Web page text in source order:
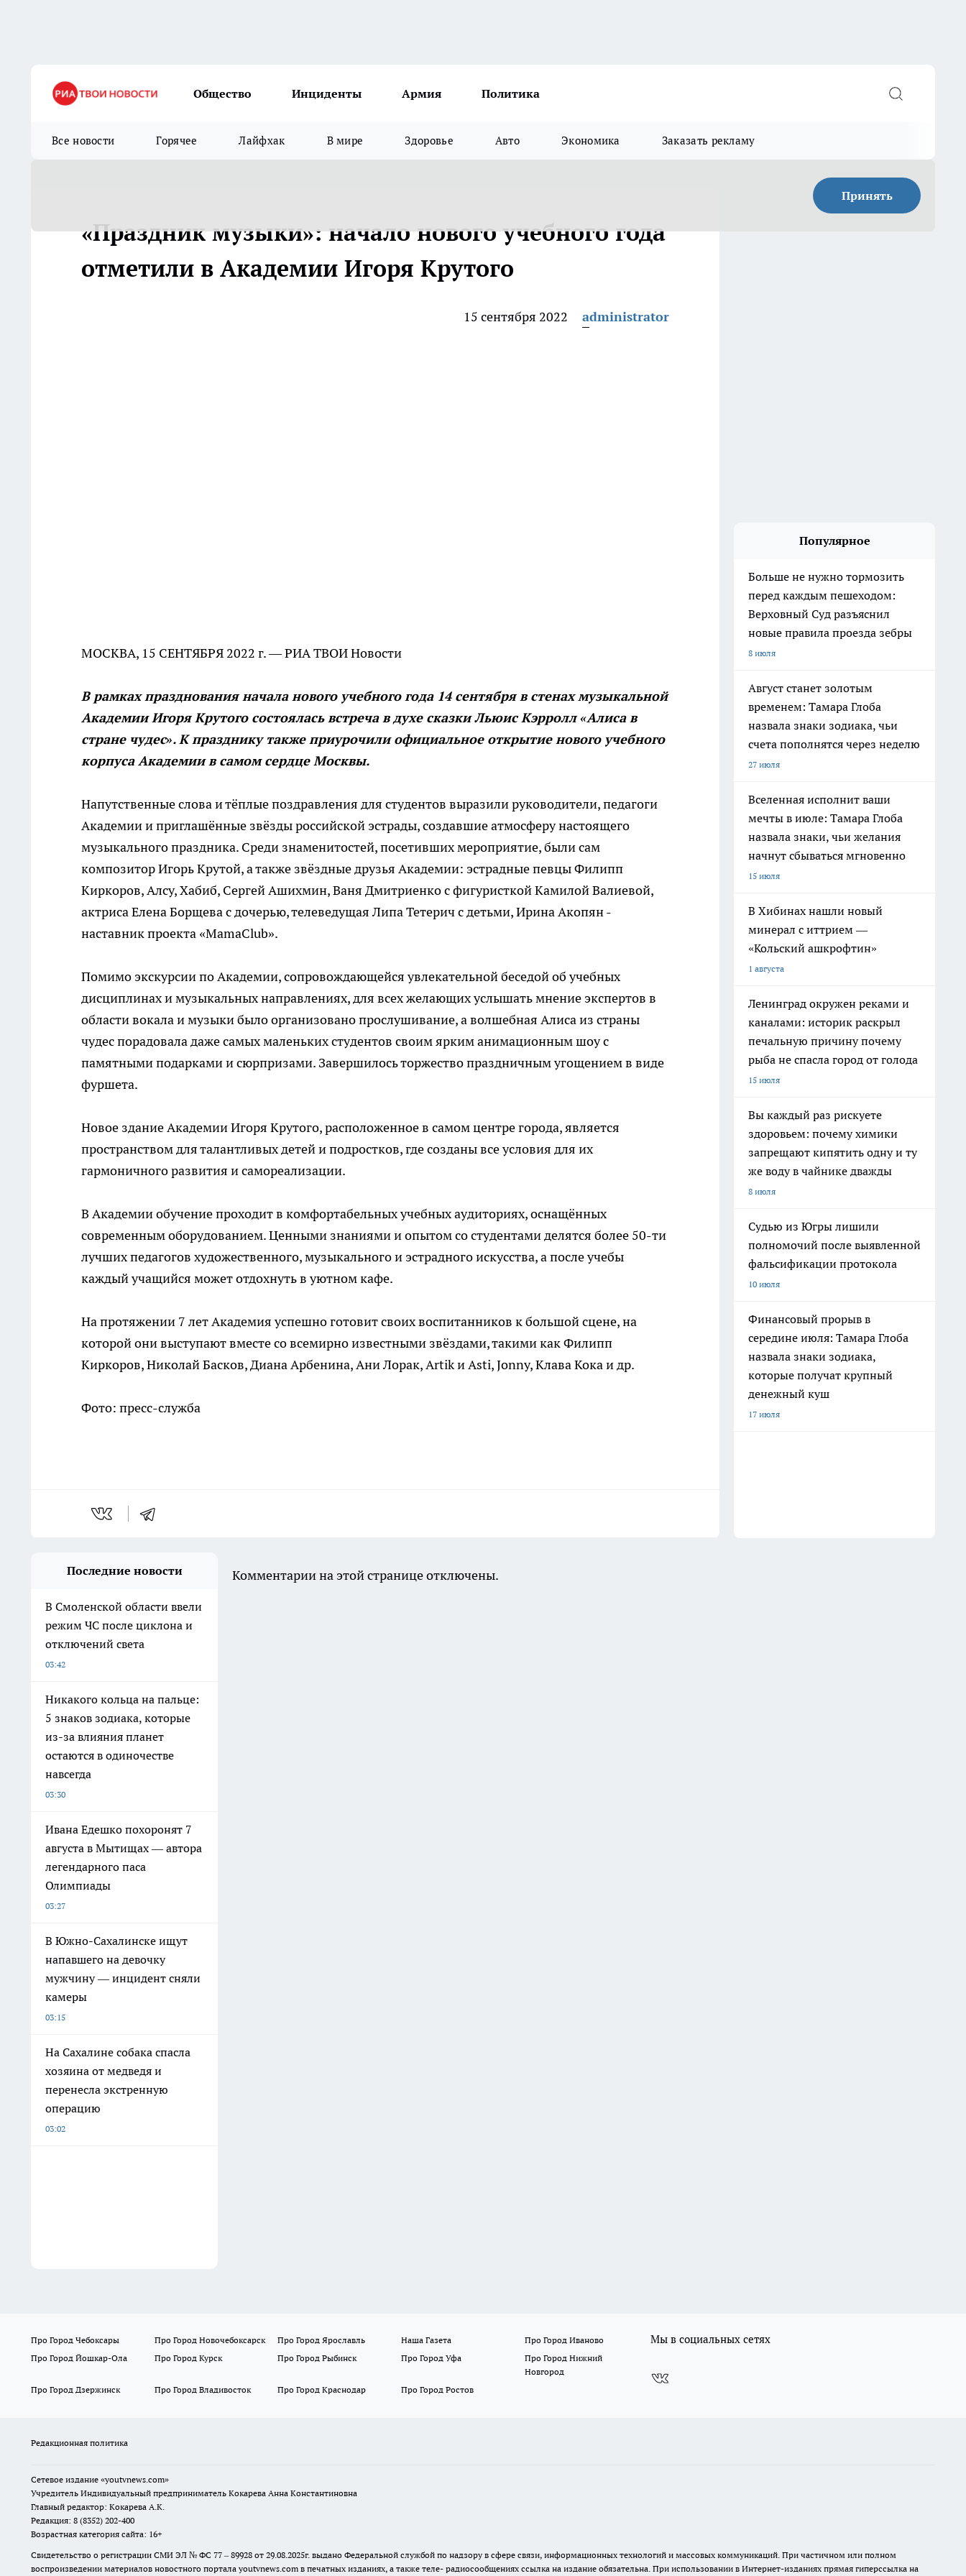
Общество Инциденты Армия Политика
Все новости Горячее Лайфхак В мире Здоровье Авто Экономика Заказать рекламу
Принять
«Праздник музыки»: начало нового учебного года
отметили в Академии Игоря Крутого
15 сентября 2022 administrator
МОСКВА, 15 СЕНТЯБРЯ 2022 г. — РИА ТВОИ Новости
В рамках празднования начала нового учебного года 14 сентября в стенах музыкальной
Академии Игоря Крутого состоялась встреча в духе сказки Льюис Кэрролл «Алиса в
стране чудес». К празднику также приурочили официальное открытие нового учебного
корпуса Академии в самом сердце Москвы.
Напутственные слова и тёплые поздравления для студентов выразили руководители, педагоги
Академии и приглашённые звёзды российской эстрады, создавшие атмосферу настоящего
музыкального праздника. Среди знаменитостей, посетивших мероприятие, были сам
композитор Игорь Крутой, а также звёздные друзья Академии: эстрадные певцы Филипп
Киркоров, Алсу, Хабиб, Сергей Ашихмин, Ваня Дмитриенко с фигуристкой Камилой Валиевой,
актриса Елена Борщева с дочерью, телеведущая Липа Тетерич с детьми, Ирина Акопян -
наставник проекта «MamaClub».
Помимо экскурсии по Академии, сопровождающейся увлекательной беседой об учебных
дисциплинах и музыкальных направлениях, для всех желающих услышать мнение экспертов в
области вокала и музыки было организовано прослушивание, а волшебная Алиса из страны
чудес порадовала даже самых маленьких студентов своим ярким анимационным шоу с
памятными подарками и сюрпризами. Завершилось торжество праздничным угощением в виде
фуршета.
Новое здание Академии Игоря Крутого, расположенное в самом центре города, является
пространством для талантливых детей и подростков, где созданы все условия для их
гармоничного развития и самореализации.
В Академии обучение проходит в комфортабельных учебных аудиториях, оснащённых
современным оборудованием. Ценными знаниями и опытом со студентами делятся более 50-ти
лучших педагогов художественного, музыкального и эстрадного искусства, а после учебы
каждый учащийся может отдохнуть в уютном кафе.
На протяжении 7 лет Академия успешно готовит своих воспитанников к большой сцене, на
которой они выступают вместе со всемирно известными звёздами, такими как Филипп
Киркоров, Николай Басков, Диана Арбенина, Ани Лорак, Artik и Asti, Jonny, Клава Кока и др.
Фото: пресс-служба
Популярное
Больше не нужно тормозить
перед каждым пешеходом:
Верховный Суд разъяснил
новые правила проезда зебры
8 июля
Август станет золотым
временем: Тамара Глоба
назвала знаки зодиака, чьи
счета пополнятся через неделю
27 июля
Вселенная исполнит ваши
мечты в июле: Тамара Глоба
назвала знаки, чьи желания
начнут сбываться мгновенно
15 июля
В Хибинах нашли новый
минерал с иттрием —
«Кольский ашкрофтин»
1 августа
Ленинград окружен реками и
каналами: историк раскрыл
печальную причину почему
рыба не спасла город от голода
15 июля
Вы каждый раз рискуете
здоровьем: почему химики
запрещают кипятить одну и ту
же воду в чайнике дважды
8 июля
Судью из Югры лишили
полномочий после выявленной
фальсификации протокола
10 июля
Финансовый прорыв в
середине июля: Тамара Глоба
назвала знаки зодиака,
которые получат крупный
денежный куш
17 июля
Последние новости
В Смоленской области ввели
режим ЧС после циклона и
отключений света
03:42
Никакого кольца на пальце:
5 знаков зодиака, которые
из-за влияния планет
остаются в одиночестве
навсегда
03:30
Ивана Едешко похоронят 7
августа в Мытищах — автора
легендарного паса
Олимпиады
03:27
В Южно-Сахалинске ищут
напавшего на девочку
мужчину — инцидент сняли
камеры
03:15
На Сахалине собака спасла
хозяина от медведя и
перенесла экстренную
операцию
03:02
Комментарии на этой странице отключены.
Про Город Чебоксары Про Город Новочебоксарск Про Город Ярославль Наша Газета
Про Город Иваново
Про Город Йошкар-Ола
Про Город Курск Про Город Рыбинск Про Город Уфа
Про Город Нижний
Новгород
Про Город Дзержинск
Про Город Владивосток Про Город Краснодар Про Город Ростов
Мы в социальных сетях
Редакционная политика
Сетевое издание «youtvnews.com»
Учредитель Индивидуальный предприниматель Кокарева Анна Константиновна
Главный редактор: Кокарева А.К.
Редакция: 8 (8352) 202-400
Возрастная категория сайта: 16+
Свидетельство о регистрации СМИ ЭЛ № ФС 77 – 89928 от 29.08.2025г. выдано Федеральной службой по надзору в сфере связи, информационных технологий и массовых коммуникаций. При частичном или полном
воспроизведении материалов новостного портала youtvnews.com в печатных изданиях, а также теле- радиосообщениях ссылка на издание обязательна. При использовании в Интернет-изданиях прямая гиперссылка на